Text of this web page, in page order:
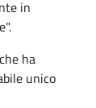
in
ha
unico